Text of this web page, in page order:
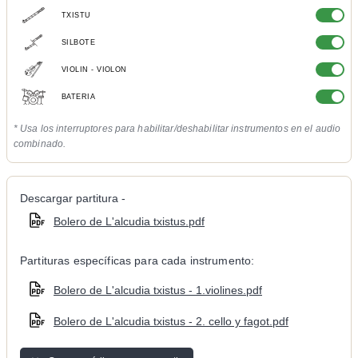
TXISTU
SILBOTE
VIOLIN - VIOLON
BATERIA
* Usa los interruptores para habilitar/deshabilitar instrumentos en el audio
combinado.
Descargar partitura -
Bolero de L'alcudia txistus.pdf
Partituras específicas para cada instrumento:
Bolero de L'alcudia txistus - 1.violines.pdf
Bolero de L'alcudia txistus - 2. cello y fagot.pdf